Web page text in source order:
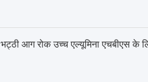
भट्ठी आग रोक उच्च एल्यूमिना एचबीएस के